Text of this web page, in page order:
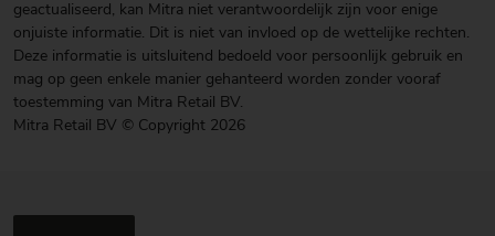
geactualiseerd, kan Mitra niet verantwoordelijk zijn voor enige
onjuiste informatie. Dit is niet van invloed op de wettelijke rechten.
Deze informatie is uitsluitend bedoeld voor persoonlijk gebruik en
mag op geen enkele manier gehanteerd worden zonder vooraf
toestemming van Mitra Retail BV.
Mitra Retail BV © Copyright 2026